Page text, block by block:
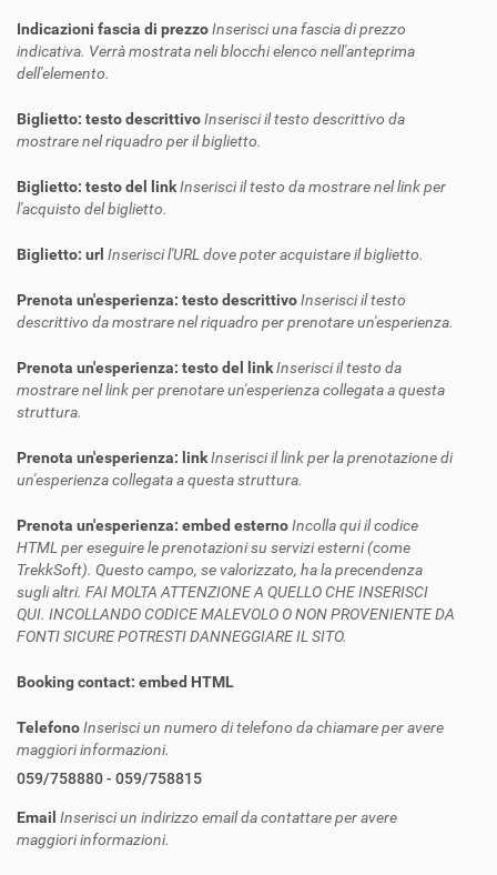
Indicazioni fascia di prezzoInserisci una fascia di prezzo
indicativa. Verrà mostrata neli blocchi elenco nell'anteprima
dell'elemento.
Biglietto: testo descrittivoInserisci il testo descrittivo da
mostrare nel riquadro per il biglietto.
Biglietto: testo del linkInserisci il testo da mostrare nel link per
l'acquisto del biglietto.
Biglietto: url Inserisci l'URL dove poter acquistare il biglietto.
Prenota un'esperienza: testo descrittivoInserisci il testo
descrittivo da mostrare nel riquadro per prenotare un'esperienza.
Prenota un'esperienza: testo del linkInserisci il testo da
mostrare nel link per prenotare un'esperienza collegata a questa
struttura.
Prenota un'esperienza: linkInserisci il link per la prenotazione di
un'esperienza collegata a questa struttura.
Prenota un'esperienza: embed esternoIncolla qui il codice
HTML per eseguire le prenotazioni su servizi esterni (come
TrekkSoft). Questo campo, se valorizzato, ha la precendenza
sugli altri. FAI MOLTA ATTENZIONE A QUELLO CHE INSERISCI
QUI. INCOLLANDO CODICE MALEVOLO O NON PROVENIENTE DA
FONTI SICURE POTRESTI DANNEGGIARE IL SITO.
Booking contact: embed HTML
TelefonoInserisci un numero di telefono da chiamare per avere
maggiori informazioni.
059/758880 - 059/758815
Email Inserisci un indirizzo email da contattare per avere
maggiori informazioni.